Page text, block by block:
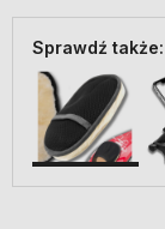
Sprawdź także: